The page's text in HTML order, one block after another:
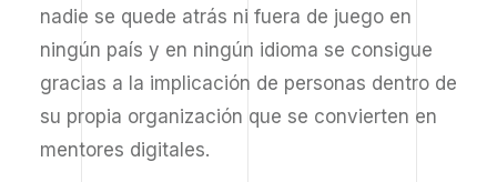
nadie se quede atrás ni fuera de juego en
ningún país y en ningún idioma se consigue
gracias a la implicación de personas dentro de
su propia organización que se convierten en
mentores digitales.